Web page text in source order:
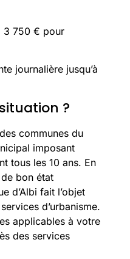
3 750 € pour
journalière jusqu’à
?
communes du
imposant
tous les 10 ans. En
bon état
d’Albi fait l’objet
d’urbanisme.
applicables à votre
des services